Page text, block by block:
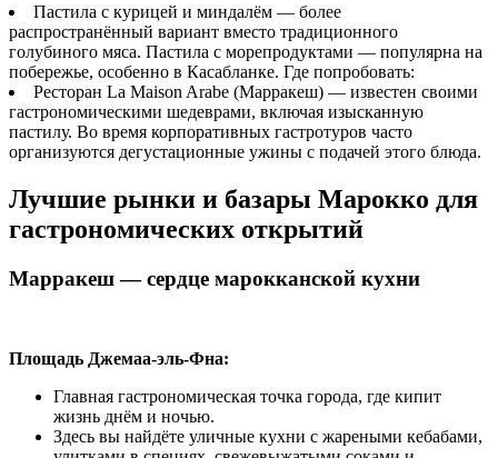
Пастила с курицей и миндалём — более
распространённый вариант вместо традиционного
голубиного мяса. Пастила с морепродуктами — популярна на
побережье, особенно в Касабланке. Где попробовать:
Ресторан La Maison Arabe (Марракеш) — известен своими
гастрономическими шедеврами, включая изысканную
пастилу. Во время корпоративных гастротуров часто
организуются дегустационные ужины с подачей этого блюда.
Лучшие рынки и базары Марокко для
гастрономических открытий
Марракеш — сердце марокканской кухни
Площадь Джемаа-эль-Фна:
Главная гастрономическая точка города, где кипит
жизнь днём и ночью.
Здесь вы найдёте уличные кухни с жареными кебабами,